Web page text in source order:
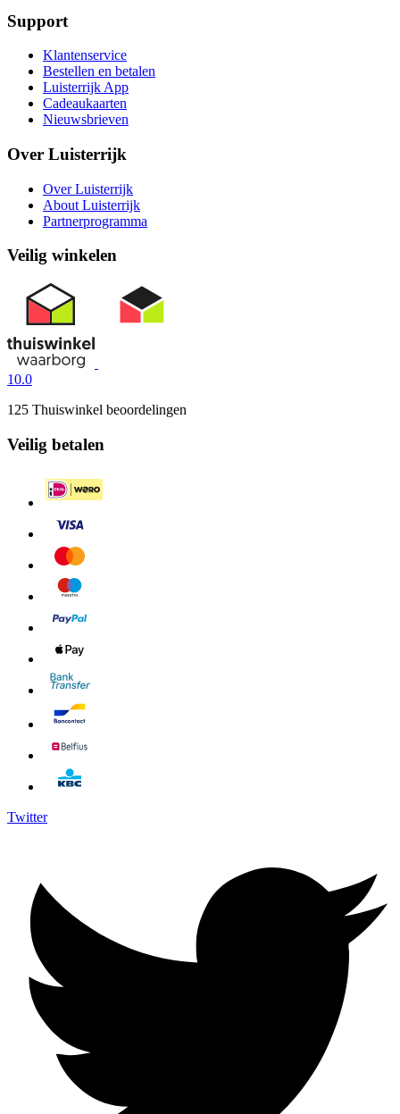
Support
Klantenservice
Bestellen en betalen
Luisterrijk App
Cadeaukaarten
Nieuwsbrieven
Over Luisterrijk
Over Luisterrijk
About Luisterrijk
Partnerprogramma
Veilig winkelen
10.0
125 Thuiswinkel beoordelingen
Veilig betalen
Twitter